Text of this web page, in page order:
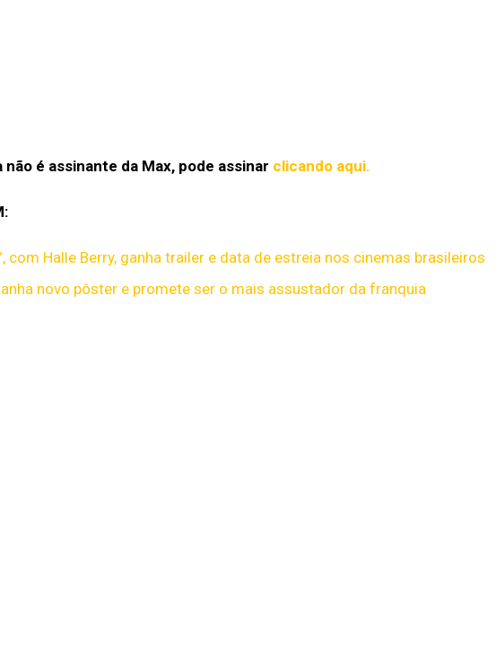
não é assinante da Max, pode assinar clicando aqui.
com Halle Berry, ganha trailer e data de estreia nos cinemas brasileiros
novo pôster e promete ser o mais assustador da franquia